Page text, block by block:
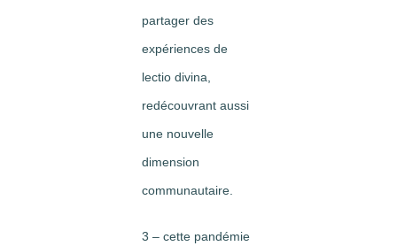
partager des
expériences de
lectio divina,
redécouvrant aussi
une nouvelle
dimension
communautaire.
3 – cette pandémie